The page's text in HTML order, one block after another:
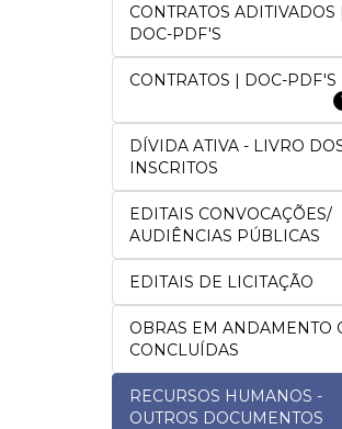
CONTRATOS ADITIVADOS |
DOC-PDF'S
CONTRATOS | DOC-PDF'S
DÍVIDA ATIVA - LIVRO
INSCRITOS
EDITAIS CONVOCAÇÕES/
AUDIÊNCIAS PÚBLICAS
EDITAIS DE LICITAÇÃO
OBRAS EM ANDAMENTO
CONCLUÍDAS
RECURSOS HUMANOS -
OUTROS DOCUMENTOS